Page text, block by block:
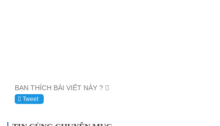
BẠN THÍCH BÀI VIẾT NÀY ?
Tweet